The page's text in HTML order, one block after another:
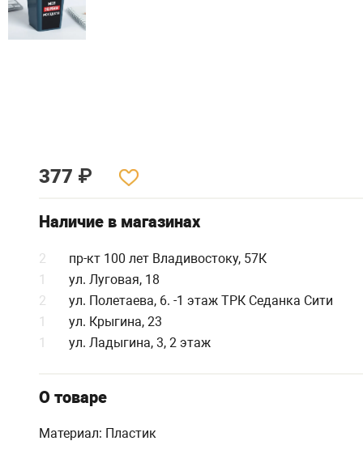
377 ₽
Наличие в магазинах
2
пр-кт 100 лет Владивостоку, 57К
1
ул. Луговая, 18
2
ул. Полетаева, 6. -1 этаж ТРК Седанка Сити
1
ул. Крыгина, 23
1
ул. Ладыгина, 3, 2 этаж
О товаре
Материал: Пластик